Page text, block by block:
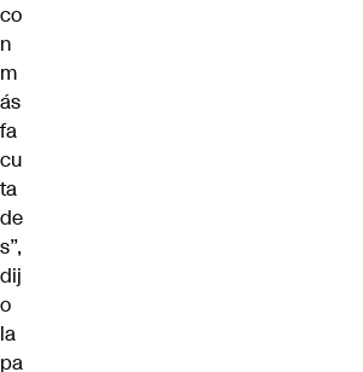
co
n
m
ás
fa
cu
ta
de
s”,
dij
o
la
pa